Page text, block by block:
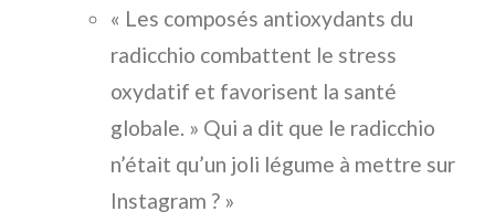
« Les composés antioxydants du
radicchio combattent le stress
oxydatif et favorisent la santé
globale. » Qui a dit que le radicchio
n’était qu’un joli légume à mettre sur
Instagram ? »